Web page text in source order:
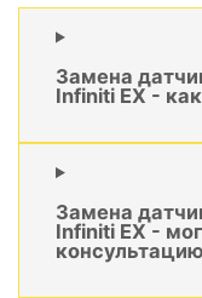
Замена
Infiniti EX -
Замена
Infiniti EX -